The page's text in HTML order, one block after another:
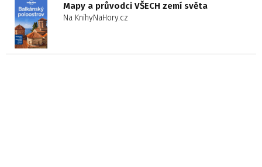
Mapy a průvodci VŠECH zemí světa
Na KnihyNaHory.cz